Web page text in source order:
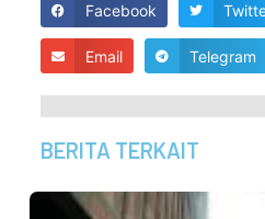
Facebook
Email Telegram
BERITA TERKAIT